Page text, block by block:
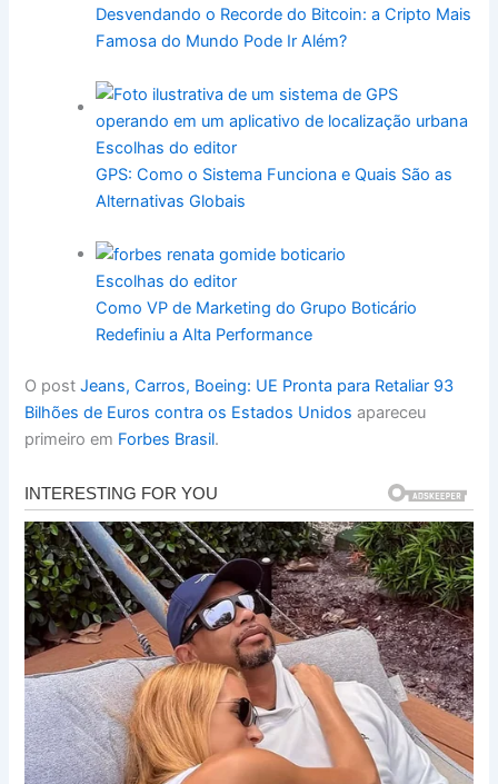
Desvendando o Recorde do Bitcoin: a Cripto Mais
Famosa do Mundo Pode Ir Além?
Escolhas do editor
GPS: Como o Sistema Funciona e Quais São as
Alternativas Globais
Escolhas do editor
Como VP de Marketing do Grupo Boticário
Redefiniu a Alta Performance
O postJeans, Carros, Boeing: UE Pronta para Retaliar 93
Bilhões de Euros contra os Estados Unidos apareceu
primeiro em Forbes Brasil.